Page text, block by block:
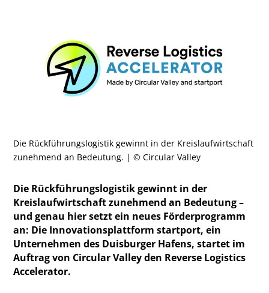
Die Rückführungslogistik gewinnt in der Kreislaufwirtschaft
zunehmend an Bedeutung. | © Circular Valley
Die Rückführungslogistik gewinnt in der
Kreislaufwirtschaft zunehmend an Bedeutung –
und genau hier setzt ein neues Förderprogramm
an: Die Innovationsplattform startport, ein
Unternehmen des Duisburger Hafens, startet im
Auftrag von Circular Valley den Reverse Logistics
Accelerator.